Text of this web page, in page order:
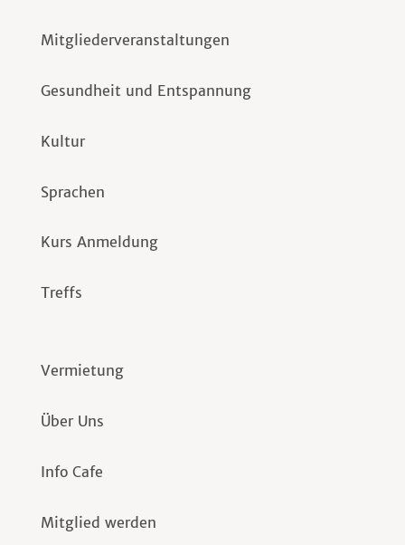
Mitgliederveranstaltungen
Gesundheit und Entspannung
Kultur
Sprachen
Kurs Anmeldung
Treffs
Vermietung
Über Uns
Info Cafe
Mitglied werden